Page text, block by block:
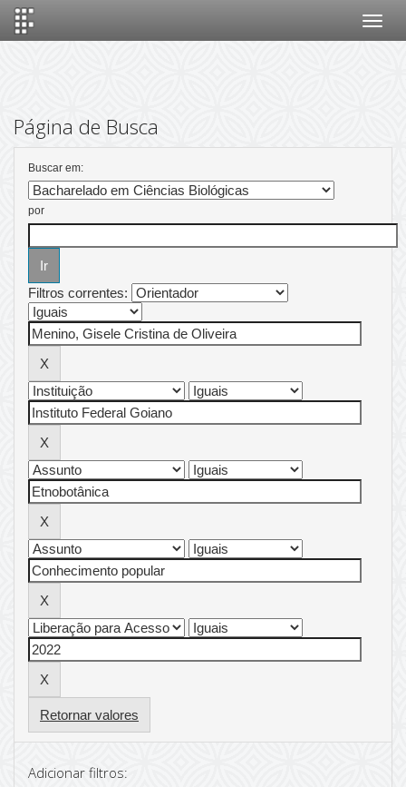
Página de Busca
Buscar em:
por
Filtros correntes:
Retornar valores
Adicionar filtros: